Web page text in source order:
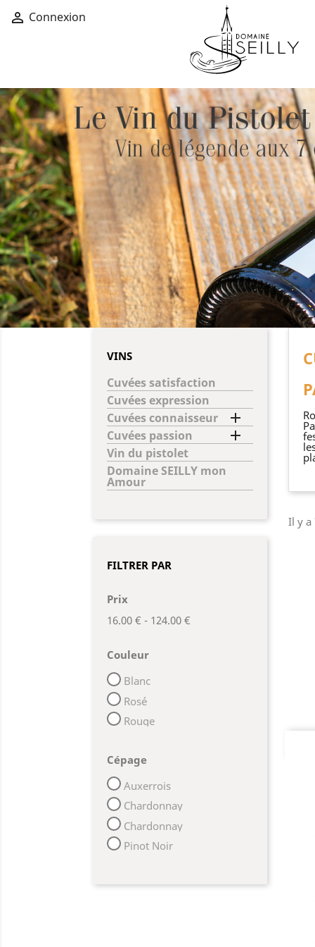
 Connexion
VINS
Cuvées satisfaction
Cuvées expression
Cuvées connaisseur

Cuvées passion 
Vin du pistolet
Domaine SEILLY mon
Amour
FILTRER PAR
Prix
16.00 € - 124.00 €
Couleur
Blanc
Rosé
Rouge
Cépage
Auxerrois
Chardonnay
Chardonnay
Pinot Noir
Il y a